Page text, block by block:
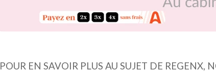
POUR EN SAVOIR PLUS AU SUJET DE